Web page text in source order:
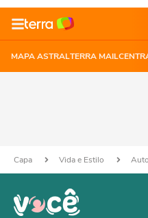
MAPA ASTRALTERRA MAIL
Capa Vida e Estilo